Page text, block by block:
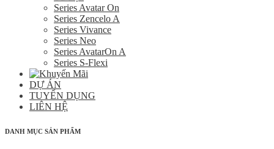
Series Avatar On
Series Zencelo A
Series Vivance
Series Neo
Series AvatarOn A
Series S-Flexi
DỰ ÁN
TUYỂN DỤNG
LIÊN HỆ
DANH MỤC SẢN PHẨM